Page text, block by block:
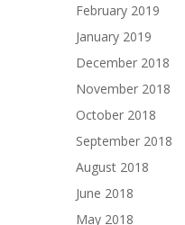
February 2019
January 2019
December 2018
November 2018
October 2018
September 2018
August 2018
June 2018
May 2018